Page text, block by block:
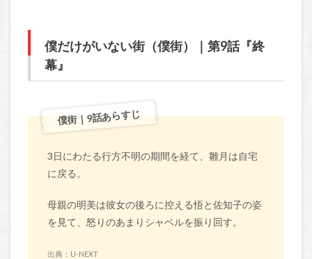
僕だけがいない街（僕街）｜第9話『終
幕』
僕街｜9話あらすじ
3日にわたる行方不明の期間を経て、雛月は自宅
に戻る。
母親の明美は彼女の後ろに控える悟と佐知子の姿
を見て、怒りのあまりシャベルを振り回す。
出典：U-NEXT